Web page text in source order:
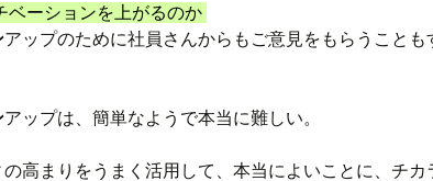
ベーションを上がるのか
アップのために社員さんからもご意見をもらうことも
アップは、簡単なようで本当に難しい。
の高まりをうまく活用して、本当によいことに、チカ